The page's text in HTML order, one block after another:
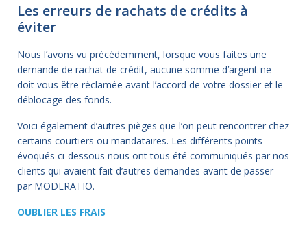
Les erreurs de rachats de crédits à
éviter
Nous l’avons vu précédemment, lorsque vous faites une
demande de rachat de crédit, aucune somme d’argent ne
doit vous être réclamée avant l’accord de votre dossier et le
déblocage des fonds.
Voici également d’autres pièges que l’on peut rencontrer chez
certains courtiers ou mandataires. Les différents points
évoqués ci-dessous nous ont tous été communiqués par nos
clients qui avaient fait d’autres demandes avant de passer
par MODERATIO.
OUBLIER LES FRAIS